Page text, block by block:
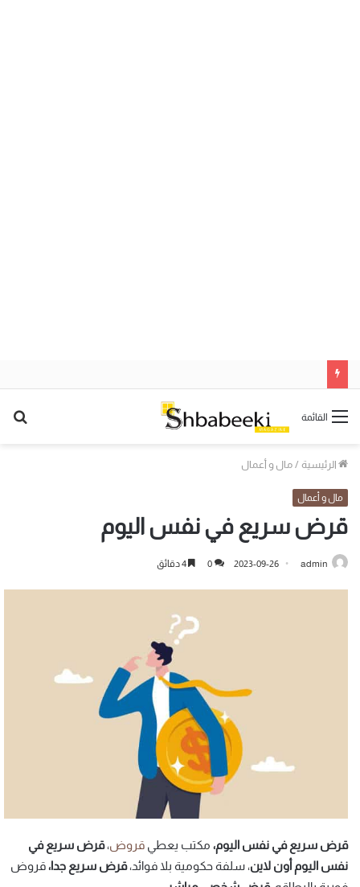
القائمة
الرئيسية / مال و أعمال
مال و أعمال
قرض سريع في نفس اليوم
admin
2023-09-26
0
قرض سريع في نفس اليوم، مكتب يعطي قروض،قرض سريع في
نفس اليوم أون لاين، سلفة حكومية بلا فوائد،قرض سريع جدا،قروض